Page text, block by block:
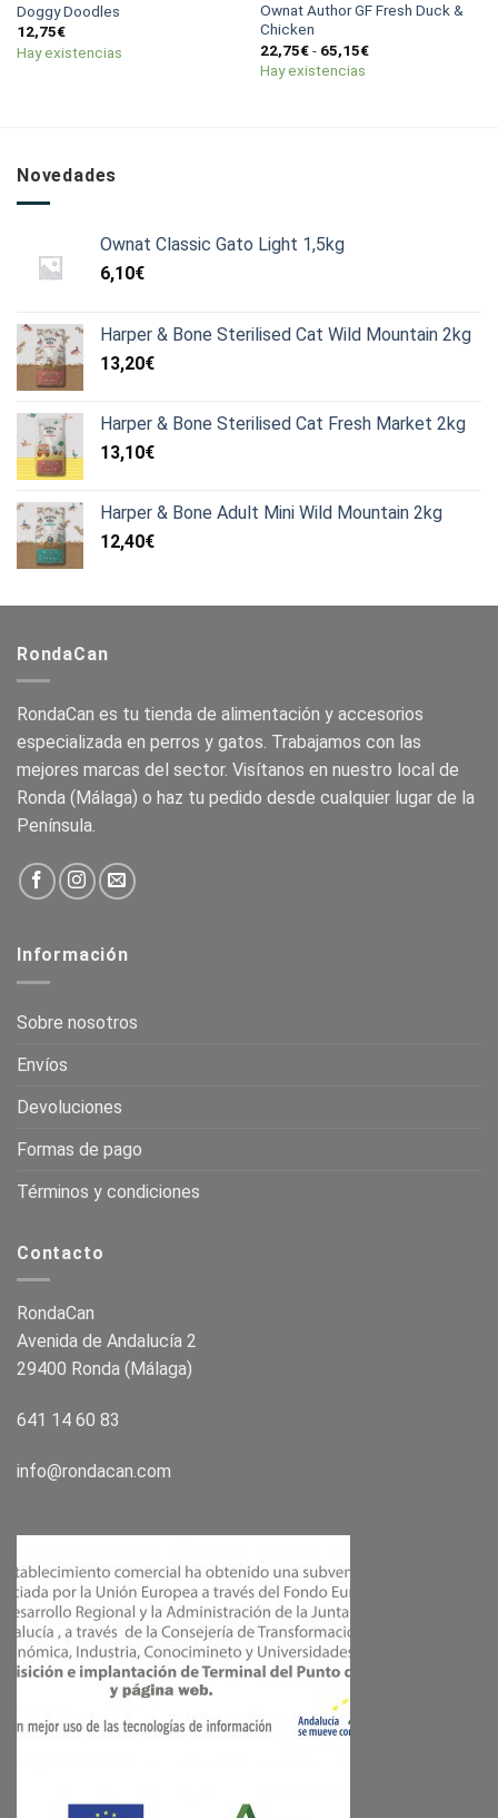
Doggy Doodles
12,75€
Hay existencias
Ownat Author GF Fresh Duck &
Chicken
22,75€ - 65,15€Rango
Hay existencias
Novedades
Ownat Classic Gato Light 1,5kg
6,10€
Harper & Bone Sterilised Cat Wild Mountain 2kg
13,20€
Harper & Bone Sterilised Cat Fresh Market 2kg
13,10€
Harper & Bone Adult Mini Wild Mountain 2kg
12,40€
RondaCan
RondaCan es tu tienda de alimentación y accesorios
especializada en perros y gatos. Trabajamos con las
mejores marcas del sector. Visítanos en nuestro local de
Ronda (Málaga) o haz tu pedido desde cualquier lugar de la
Península.
Información
Sobre nosotros
Envíos
Devoluciones
Formas de pago
Términos y condiciones
Contacto
RondaCan
Avenida de Andalucía 2
29400 Ronda (Málaga)
641 14 60 83
info@rondacan.com